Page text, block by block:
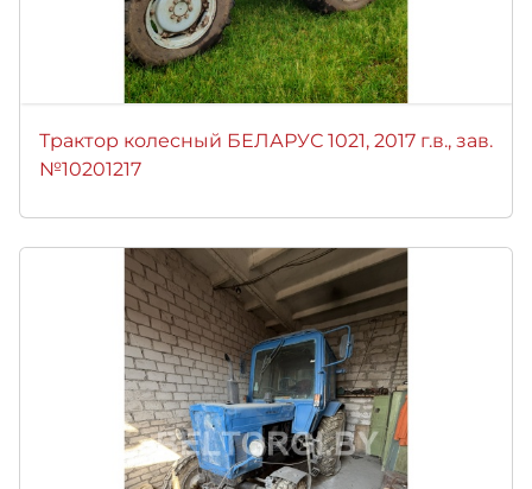
Трактор колесный БЕЛАРУС 1021, 2017 г.в., зав.
№10201217